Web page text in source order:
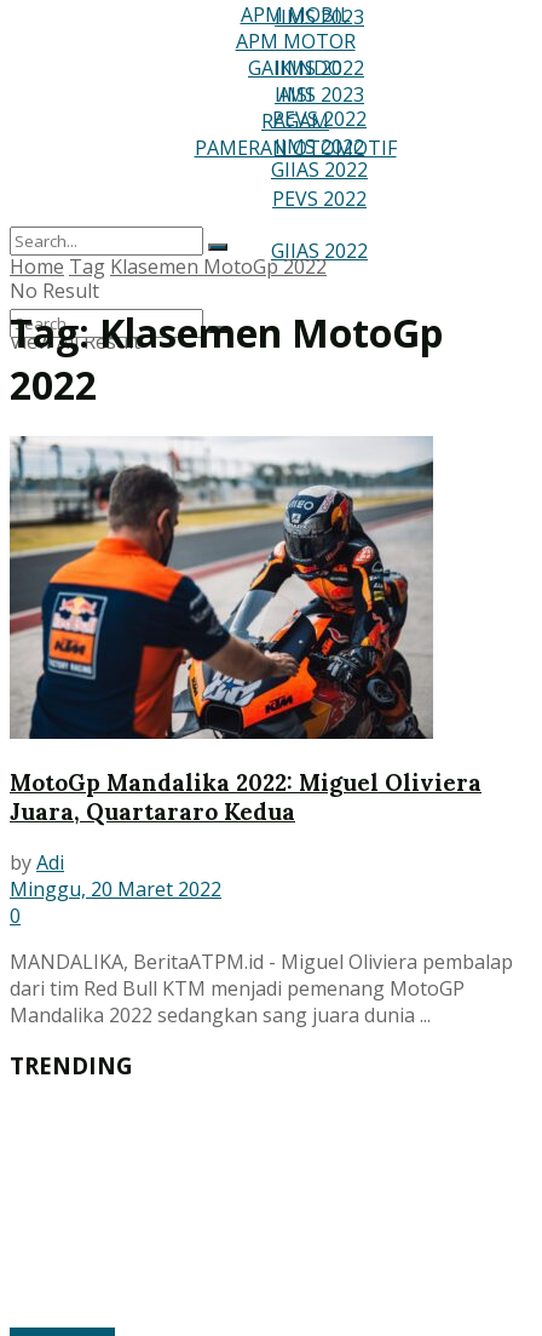
IIMS 2023
IIMS 2022
PEVS 2022
GIIAS 2022
No Result
View All Result
PAMERAN OTOMOTIF
IIMS 2023
IIMS 2022
PEVS 2022
GIIAS 2022
No Result
APM MOBIL
APM MOTOR
GAIKINDO
AISI
RAGAM
PAMERAN OTOMOTIF
Home Tag Klasemen MotoGp 2022
Tag:Klasemen MotoGp
2022
MotoGp Mandalika 2022: Miguel Oliviera
Juara, Quartararo Kedua
byAdi
Minggu, 20 Maret 2022
0
MANDALIKA, BeritaATPM.id - Miguel Oliviera pembalap
dari tim Red Bull KTM menjadi pemenang MotoGP
Mandalika 2022 sedangkan sang juara dunia ...
TRENDING